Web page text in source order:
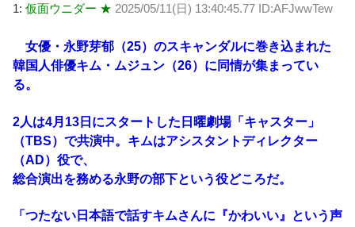
1: 仮面ウニダー ★ 2025/05/11(日) 13:40:45.77 ID:AFJwwTew
女優・永野芽郁（25）のスキャンダルに巻き込まれた
韓国人俳優キム・ムジュン（26）に同情が集まってい
る。
2人は4月13日にスタートした日曜劇場「キャスター」
（TBS）で共演中。キムはアシスタントディレクター
（AD）役で、
総合演出を務める永野の部下という役どころだ。
「つたない日本語で話すキムさんに『かわいい』という声